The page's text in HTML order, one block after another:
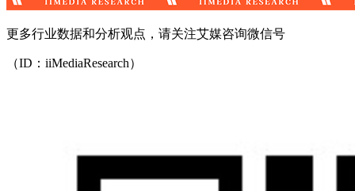
更多行业数据和分析观点，请关注艾媒咨询微信号
（ID：iiMediaResearch）